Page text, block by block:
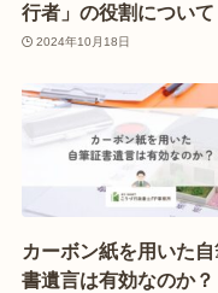
行者」の役割について
2024年10月18日
カーボン紙を用いた
書遺言は有効なのか？